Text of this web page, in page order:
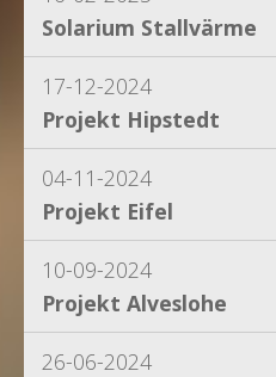
Solarium Stallvärme
17-12-2024
Projekt Hipstedt
04-11-2024
Projekt Eifel
10-09-2024
Projekt Alveslohe
26-06-2024